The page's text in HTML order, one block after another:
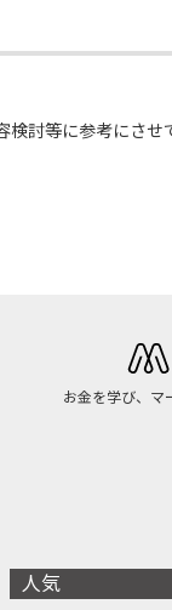
討等に参考にさせ
お金を学び、マ
人気